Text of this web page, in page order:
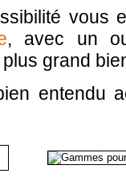
vous
, avec un
grand
entendu